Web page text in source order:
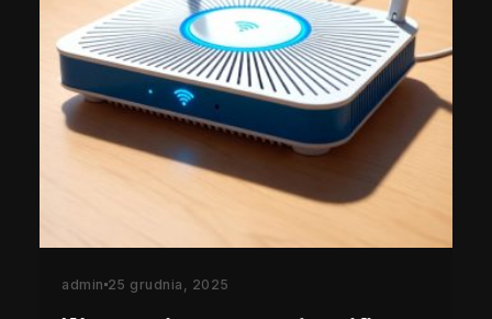
admin 25 grudnia, 2025